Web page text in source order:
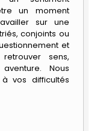
un moment
sur une
conjoints ou
et
sens,
Nous
vos difficultés